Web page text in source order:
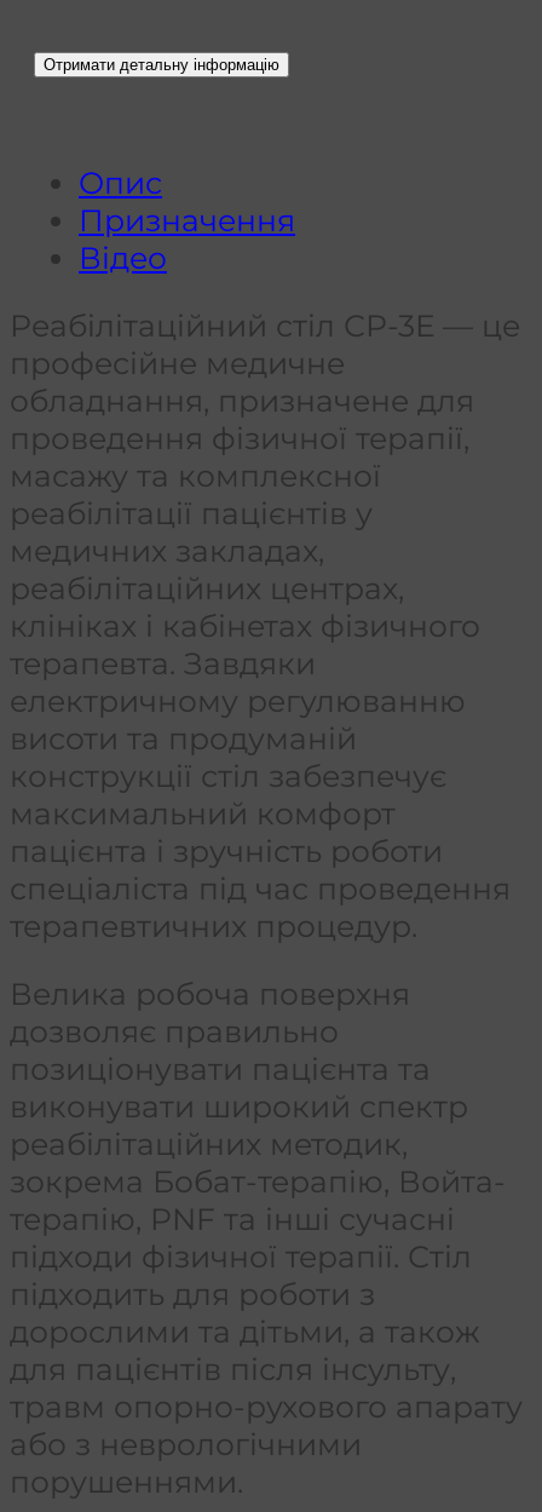
Опис
Призначення
Відео
Реабілітаційний стіл СР-3Е — це
професійне медичне
обладнання, призначене для
проведення фізичної терапії,
масажу та комплексної
реабілітації пацієнтів у
медичних закладах,
реабілітаційних центрах,
клініках і кабінетах фізичного
терапевта. Завдяки
електричному регулюванню
висоти та продуманій
конструкції стіл забезпечує
максимальний комфорт
пацієнта і зручність роботи
спеціаліста під час проведення
терапевтичних процедур.
Велика робоча поверхня
дозволяє правильно
позиціонувати пацієнта та
виконувати широкий спектр
реабілітаційних методик,
зокрема Бобат-терапію, Войта-
терапію, PNF та інші сучасні
підходи фізичної терапії. Стіл
підходить для роботи з
дорослими та дітьми, а також
для пацієнтів після інсульту,
травм опорно-рухового апарату
або з неврологічними
порушеннями.